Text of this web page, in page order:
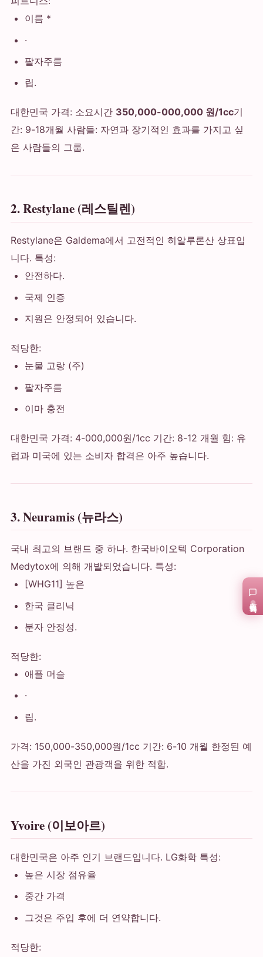
이름 *
·
팔자주름
립.
대한민국 가격: 소요시간 350,000-000,000 원/1cc기
간: 9-18개월 사람들: 자연과 장기적인 효과를 가지고 싶
은 사람들의 그룹.
2. Restylane (레스틸렌)
Restylane은 Galdema에서 고전적인 히알루론산 상표입
니다. 특성:
안전하다.
국제 인증
지원은 안정되어 있습니다.
적당한:
눈물 고랑 (주)
팔자주름
이마 충전
대한민국 가격: 4-000,000원/1cc 기간: 8-12 개월 힘: 유
럽과 미국에 있는 소비자 합격은 아주 높습니다.
3. Neuramis (뉴라스)
국내 최고의 브랜드 중 하나. 한국바이오텍 Corporation
Medytox에 의해 개발되었습니다. 특성:
[WHG11] 높은
한국 클리닉
분자 안정성.
적당한:
애플 머슬
·
립.
가격: 150,000-350,000원/1cc 기간: 6-10 개월 한정된 예
산을 가진 외국인 관광객을 위한 적합.
Yvoire (이보아르)
대한민국은 아주 인기 브랜드입니다. LG화학 특성:
높은 시장 점유율
중간 가격
그것은 주입 후에 더 연약합니다.
적당한: